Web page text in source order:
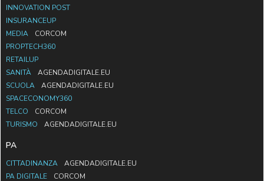
INNOVATION POST
INSURANCEUP
MEDIA
CORCOM
PROPTECH360
RETAILUP
SANITÀ
AGENDADIGITALE.EU
SCUOLA
AGENDADIGITALE.EU
SPACECONOMY360
TELCO
CORCOM
TURISMO
AGENDADIGITALE.EU
PA
CITTADINANZA
AGENDADIGITALE.EU
PA DIGITALE
CORCOM